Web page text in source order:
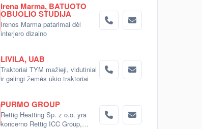
Irena Marma, BATUOTO
OBUOLIO STUDIJA
Irenos Marma patarimai dėl
interjero dizaino
LIVILA, UAB
Traktoriai TYM mažieji, vidutiniai
ir galingi žemės ūkio traktoriai
PURMO GROUP
Rettig Heatting Sp. z o.o. yra
koncerno Rettig ICC Group,